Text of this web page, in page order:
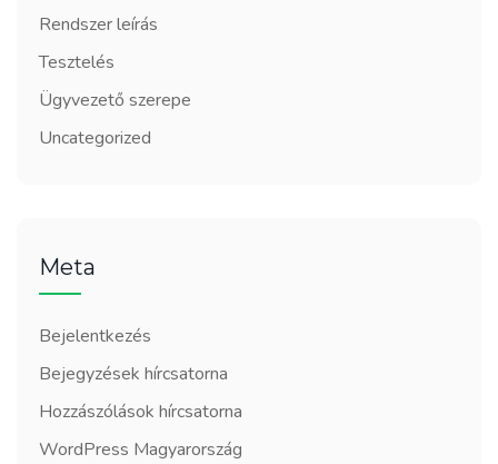
Rendszer leírás
Tesztelés
Ügyvezető szerepe
Uncategorized
Meta
Bejelentkezés
Bejegyzések hírcsatorna
Hozzászólások hírcsatorna
WordPress Magyarország